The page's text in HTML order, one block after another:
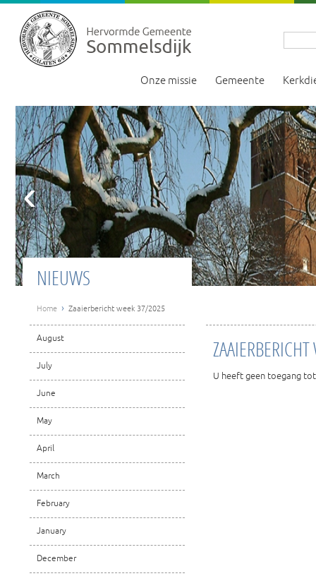
Onze missie Gemeente
‹
U heeft geen toegang
NIEUWS
Home › Zaaierbericht week 37/2025
August
July
June
May
April
March
February
January
December